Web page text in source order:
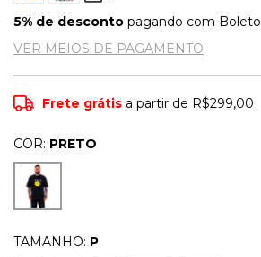
5% de desconto pagando com Boleto
VER MEIOS DE PAGAMENTO
Frete grátis a partir de R$299,00
COR: PRETO
TAMANHO: P